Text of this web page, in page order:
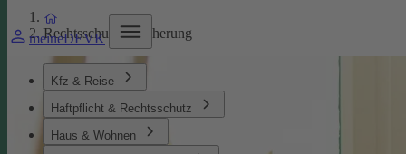
meineDEVK
Kfz & Reise
Haftpflicht & Rechtsschutz
Haus & Wohnen
Rechtsschutzversicherung